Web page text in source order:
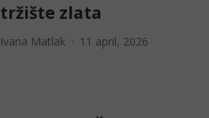
tržište zlata
Ivana Matlak 11 april, 2026